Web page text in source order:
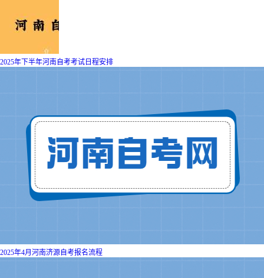
2025年下半年河南自考考试日程安排
2025年4月河南济源自考报名流程